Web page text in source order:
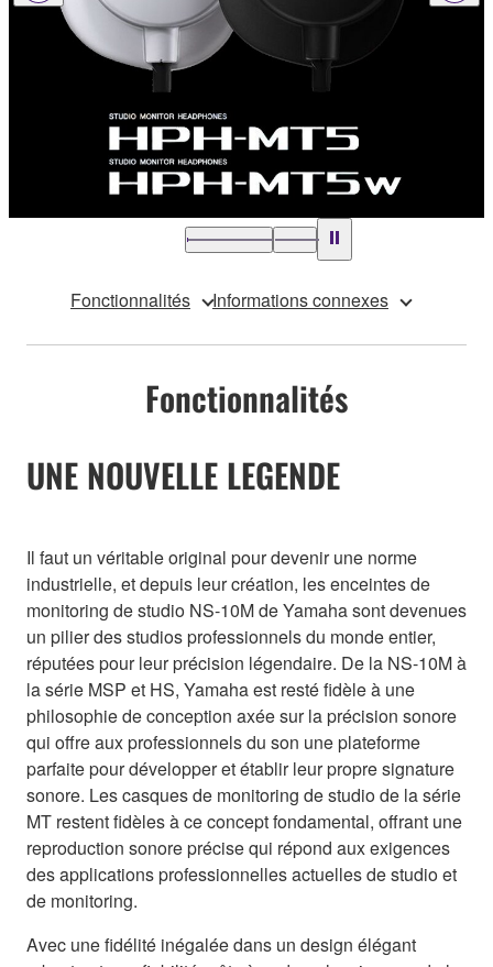
Fonctionnalités Informations connexes
Fonctionnalités
UNE NOUVELLE LEGENDE
Il faut un véritable original pour devenir une norme
industrielle, et depuis leur création, les enceintes de
monitoring de studio NS-10M de Yamaha sont devenues
un pilier des studios professionnels du monde entier,
réputées pour leur précision légendaire. De la NS-10M à
la série MSP et HS, Yamaha est resté fidèle à une
philosophie de conception axée sur la précision sonore
qui offre aux professionnels du son une plateforme
parfaite pour développer et établir leur propre signature
sonore. Les casques de monitoring de studio de la série
MT restent fidèles à ce concept fondamental, offrant une
reproduction sonore précise qui répond aux exigences
des applications professionnelles actuelles de studio et
de monitoring.
Avec une fidélité inégalée dans un design élégant